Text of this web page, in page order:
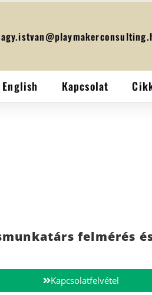
English Kapcsolat
felmérés
Kapcsolatfelvétel